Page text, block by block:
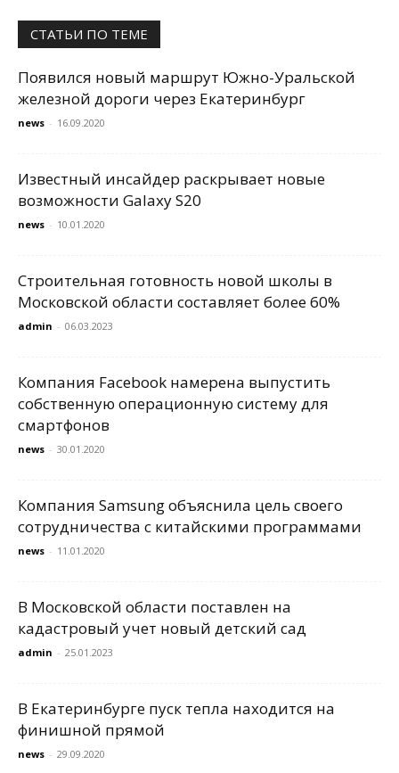
СТАТЬИ ПО ТЕМЕ
Появился новый маршрут Южно-Уральской
железной дороги через Екатеринбург
news - 16.09.2020
Известный инсайдер раскрывает новые
возможности Galaxy S20
news - 10.01.2020
Строительная готовность новой школы в
Московской области составляет более 60%
admin - 06.03.2023
Компания Facebook намерена выпустить
собственную операционную систему для
смартфонов
news - 30.01.2020
Компания Samsung объяснила цель своего
сотрудничества с китайскими программами
news - 11.01.2020
В Московской области поставлен на
кадастровый учет новый детский сад
admin - 25.01.2023
В Екатеринбурге пуск тепла находится на
финишной прямой
news - 29.09.2020